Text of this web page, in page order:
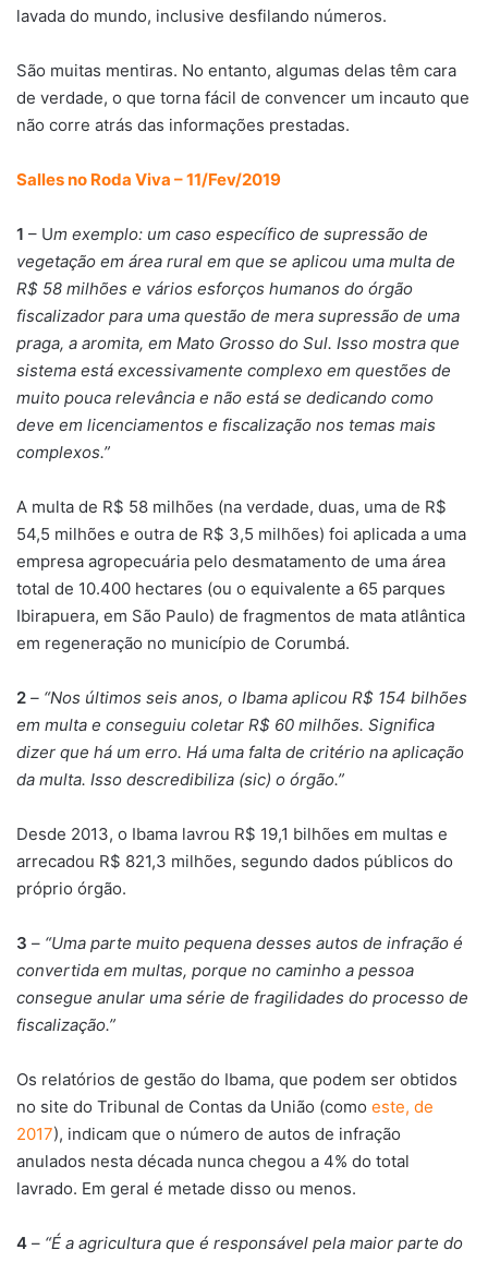
lavada do mundo, inclusive desfilando números.
São muitas mentiras. No entanto, algumas delas têm cara
de verdade, o que torna fácil de convencer um incauto que
não corre atrás das informações prestadas.
Salles no Roda Viva – 11/Fev/2019
1 – Um exemplo: um caso específico de supressão de
vegetação em área rural em que se aplicou uma multa de
R$ 58 milhões e vários esforços humanos do órgão
fiscalizador para uma questão de mera supressão de uma
praga, a aromita, em Mato Grosso do Sul. Isso mostra que
sistema está excessivamente complexo em questões de
muito pouca relevância e não está se dedicando como
deve em licenciamentos e fiscalização nos temas mais
complexos.”
A multa de R$ 58 milhões (na verdade, duas, uma de R$
54,5 milhões e outra de R$ 3,5 milhões) foi aplicada a uma
empresa agropecuária pelo desmatamento de uma área
total de 10.400 hectares (ou o equivalente a 65 parques
Ibirapuera, em São Paulo) de fragmentos de mata atlântica
em regeneração no município de Corumbá.
2 – “Nos últimos seis anos, o Ibama aplicou R$ 154 bilhões
em multa e conseguiu coletar R$ 60 milhões. Significa
dizer que há um erro. Há uma falta de critério na aplicação
da multa. Isso descredibiliza (sic) o órgão.”
Desde 2013, o Ibama lavrou R$ 19,1 bilhões em multas e
arrecadou R$ 821,3 milhões, segundo dados públicos do
próprio órgão.
3 – “Uma parte muito pequena desses autos de infração é
convertida em multas, porque no caminho a pessoa
consegue anular uma série de fragilidades do processo de
fiscalização.”
Os relatórios de gestão do Ibama, que podem ser obtidos
no site do Tribunal de Contas da União (como este, de
2017), indicam que o número de autos de infração
anulados nesta década nunca chegou a 4% do total
lavrado. Em geral é metade disso ou menos.
4 – “É a agricultura que é responsável pela maior parte do